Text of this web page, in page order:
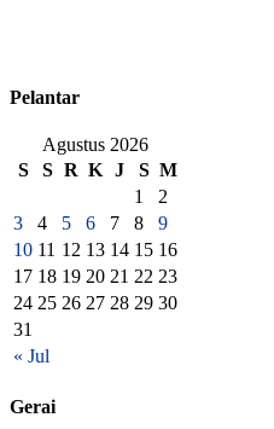
Pelantar
Agustus 2026
S
S R K J S M
« Jul
1
2
3
4 5 6 7 8
9
10 11 12 13 14 15 16
17 18 19 20 21 22 23
24 25 26 27 28 29 30
31
Gerai